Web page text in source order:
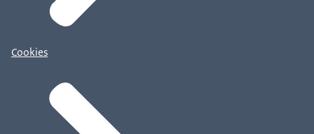
Cookies